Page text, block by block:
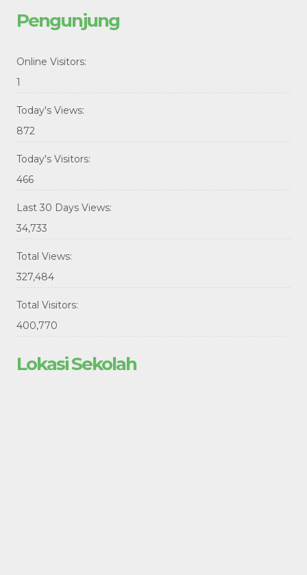
Pengunjung
Online Visitors:
1
Today's Views:
872
Today's Visitors:
466
Last 30 Days Views:
34,733
Total Views:
327,484
Total Visitors:
400,770
Lokasi Sekolah